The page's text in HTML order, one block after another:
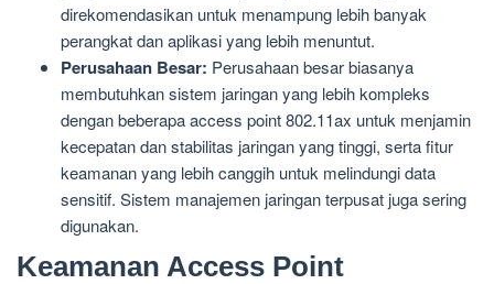
direkomendasikan untuk menampung lebih banyak
perangkat dan aplikasi yang lebih menuntut.
Perusahaan Besar: Perusahaan besar biasanya
membutuhkan sistem jaringan yang lebih kompleks
dengan beberapa access point 802.11ax untuk menjamin
kecepatan dan stabilitas jaringan yang tinggi, serta fitur
keamanan yang lebih canggih untuk melindungi data
sensitif. Sistem manajemen jaringan terpusat juga sering
digunakan.
Keamanan Access Point